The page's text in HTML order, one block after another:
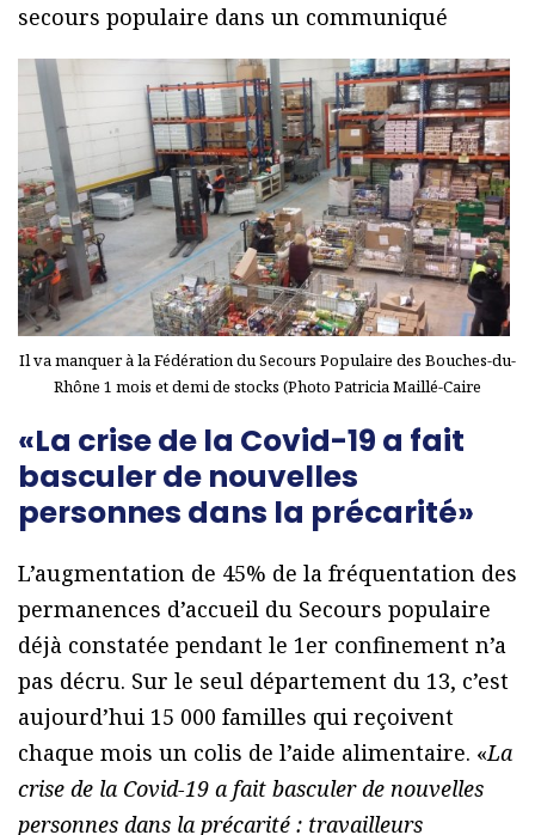
secours populaire dans un communiqué
Il va manquer à la Fédération du Secours Populaire des Bouches-du-
Rhône 1 mois et demi de stocks (Photo Patricia Maillé-Caire
«La crise de la Covid-19 a fait
basculer de nouvelles
personnes dans la précarité»
L’augmentation de 45% de la fréquentation des
permanences d’accueil du Secours populaire
déjà constatée pendant le 1er confinement n’a
pas décru. Sur le seul département du 13, c’est
aujourd’hui 15 000 familles qui reçoivent
chaque mois un colis de l’aide alimentaire. «La
crise de la Covid-19 a fait basculer de nouvelles
personnes dans la précarité : travailleurs